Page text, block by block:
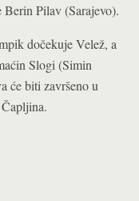
Berin Pilav (Sarajevo).
dočekuje Velež, a
Slogi (Simin
će biti završeno u